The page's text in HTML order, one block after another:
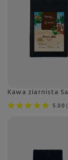
Kawa ziarnista
5.00